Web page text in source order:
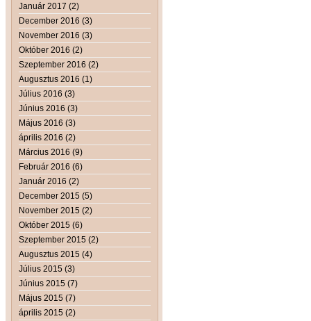
Január 2017 (2)
December 2016 (3)
November 2016 (3)
Október 2016 (2)
Szeptember 2016 (2)
Augusztus 2016 (1)
Július 2016 (3)
Június 2016 (3)
Május 2016 (3)
április 2016 (2)
Március 2016 (9)
Február 2016 (6)
Január 2016 (2)
December 2015 (5)
November 2015 (2)
Október 2015 (6)
Szeptember 2015 (2)
Augusztus 2015 (4)
Július 2015 (3)
Június 2015 (7)
Május 2015 (7)
április 2015 (2)